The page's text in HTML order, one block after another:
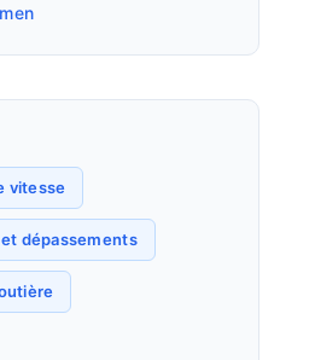
vitesse
dépassements